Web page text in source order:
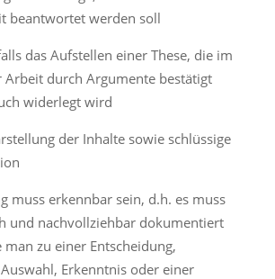
beantwortet werden soll
das Aufstellen einer These, die im
Arbeit durch Argumente bestätigt
widerlegt wird
der Inhalte sowie schlüssige
muss erkennbar sein, d.h. es muss
und nachvollziehbar dokumentiert
zu einer Entscheidung,
Erkenntnis oder einer